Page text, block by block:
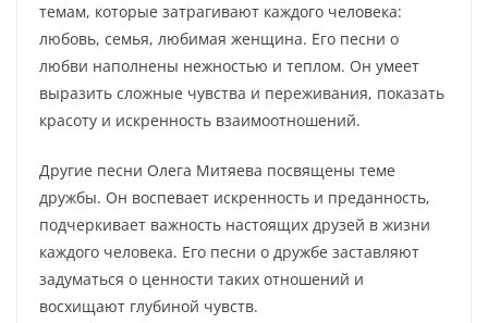
темам, которые затрагивают каждого человека:
любовь, семья, любимая женщина. Его песни о
любви наполнены нежностью и теплом. Он умеет
выразить сложные чувства и переживания, показать
красоту и искренность взаимоотношений.
Другие песни Олега Митяева посвящены теме
дружбы. Он воспевает искренность и преданность,
подчеркивает важность настоящих друзей в жизни
каждого человека. Его песни о дружбе заставляют
задуматься о ценности таких отношений и
восхищают глубиной чувств.